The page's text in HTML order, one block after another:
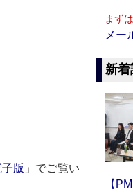
版 」でご覧い
まず
メー
新着
【